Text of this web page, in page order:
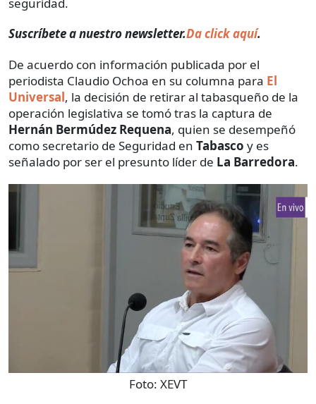
Suscríbete a nuestro newsletter.Da click aquí.
De acuerdo con información publicada por el
periodista Claudio Ochoa en su columna para El
Universal, la decisión de retirar al tabasqueño de la
operación legislativa se tomó tras la captura de
Hernán Bermúdez Requena, quien se desempeñó
como secretario de Seguridad en Tabasco y es
señalado por ser el presunto líder de La Barredora.
Foto: XEVT